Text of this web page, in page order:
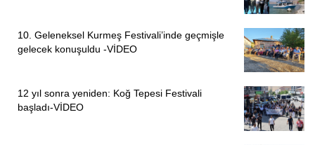
diyemezsiniz. Sol düşünceye sahip insanlar, toplum
risk alma anlayışınız yoksa, o zaman mevcut iktidara karşı
gelme anlayışınız gelişmiyor demektir” ifadelerini kullandı.
“BELEDİYE HİZMETLERİNİ KALİTELİ VE UCUZA
GÖTÜRMELİ”
10. Geleneksel Kurmeş Festivali’inde geçmişle
gelecek konuşuldu -VİDEO
12 yıl sonra yeniden: Koğ Tepesi Festivali
başladı-VİDEO